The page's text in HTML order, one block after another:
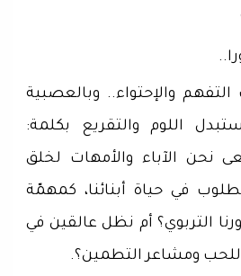
والإحتواء.. وبالعصبية
اللوم والتقريع بكلمة:
الآباء والأمهات لخلق
في حياة أبنائنا، كمهمّة
التربوي؟ أم نظل عالقين في
ومشاعر التطمين؟.